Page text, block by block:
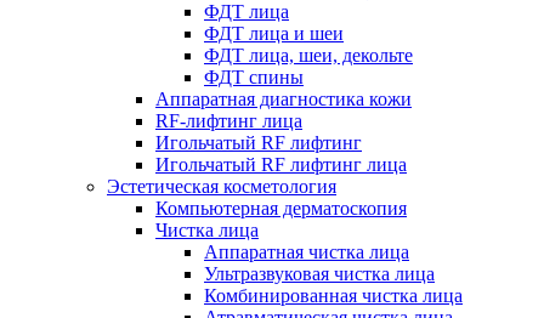
ФДТ лица
ФДТ лица и шеи
ФДТ лица, шеи, декольте
ФДТ спины
Аппаратная диагностика кожи
RF-лифтинг лица
Игольчатый RF лифтинг
Игольчатый RF лифтинг лица
Эстетическая косметология
Компьютерная дерматоскопия
Чистка лица
Аппаратная чистка лица
Ультразвуковая чистка лица
Комбинированная чистка лица